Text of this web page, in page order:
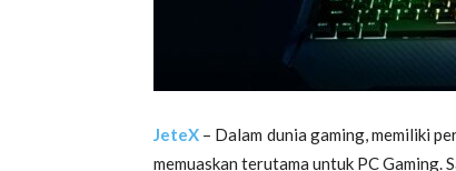
JeteX – Dalam dunia gaming, memiliki
memuaskan terutama untuk PC Gaming.